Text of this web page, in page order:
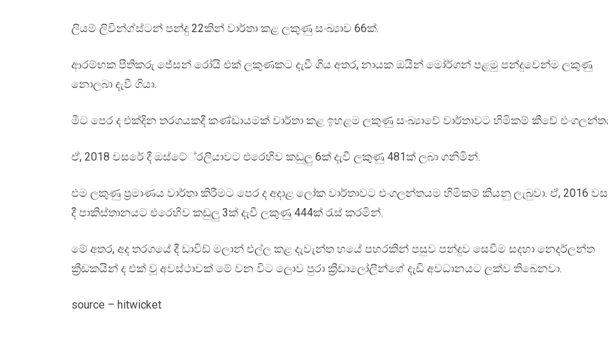
ලියම් ලිවින්ග්ස්ටන් පන්දු 22කින් වාර්තා කළ ලකුණු සංඛ්‍යාව 66ක්.
ආරම්භක පිතිකරු ජේසන් රෝයි එක් ලකුණකට දැවී ගිය අතර, නායක ඔයින් මෝර්ගන් පළමු පන්දුවෙන්ම ලකුණු
නොලබා දැවී ගියා.
මීට පෙර ද එක්දින තරගයකදී කණ්ඩායමක් වාර්තා කළ ඉහළම ලකුණු සංඛ්‍යාවේ වාර්තාවට හිමිකම් කීවේ
ඒ, 2018 වසරේ දී ඔස්ටේ්‍රලියාවට එරෙහිව කඩුලු 6ක් දැවී ලකුණු 481ක් ලබා ගනිමින්.
එම ලකුණු ප්‍රමාණය වාර්තා කිරීමට පෙර ද අදාළ ලෝක වාර්තාවට එංගලන්තයම හිමිකම් කියනු ලැබුවා. ඒ, 2016
දී පාකිස්තානයට එරෙහිව කඩුලු 3ක් දැවී ලකුණු 444ක් රැස් කරමින්.
මේ අතර, අද තරගයේ දී ඩාවිඩ් මලාන් එල්ල කළ දැවැන්ත හයේ පහරකින් පසුව පන්දුව සෙවීම සදහා නෙදර්ලන්ත
ක්‍රීඩකයින් ද එක් වූ අවස්ථාවක් මේ වන විට ලොව පුරා ක්‍රීඩාලෝලීන්ගේ දැඩි අවධානයට ලක්ව තිබෙනවා.
source – hitwicket